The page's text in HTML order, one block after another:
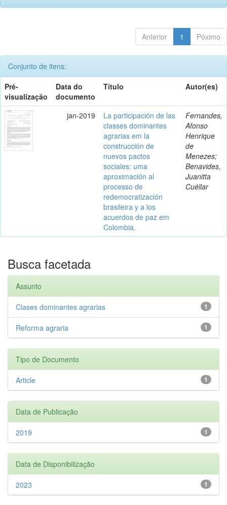
Anterior 1 Póximo
Conjunto de itens:
Pré-
visualização
Data do
documento
Título Autor(es)
jan-2019
La participación de las
classes dominantes
agrarias em la
construcción de
nuevos pactos
sociales: uma
aproximación al
processo de
redemocratización
brasileira y a los
acuerdos de paz em
Colombia.
Fernandes,
Afonso
Henrique
de
Menezes;
Benavides,
Juanitta
Cuéllar
Busca facetada
Assunto
1
Clases dominantes agrarias
1
Reforma agraria
Tipo de Documento
1
Article
Data de Publicação
1
2019
Data de Disponibilização
1
2023